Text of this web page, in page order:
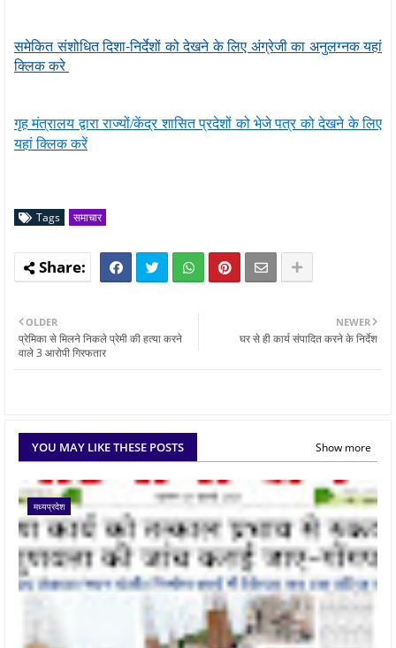
समेकित संशोधित दिशा-निर्देशों को देखने के लिए अंग्रेजी का अनुलग्‍नक यहां
क्लिक करे
गृह मंत्रालय द्वारा राज्यों/केंद्र शासित प्रदेशों को भेजे पत्र को देखने के लिए
यहां क्लिक करें
Tags समाचार
NEWER
घर से ही कार्य संपादित करने के निर्देश
OLDER
प्रेमिका से मिलने निकले प्रेमी की हत्या करने
वाले 3 आरोपी गिरफतार
YOU MAY LIKE THESE POSTS Show more
मध्यप्रदेश